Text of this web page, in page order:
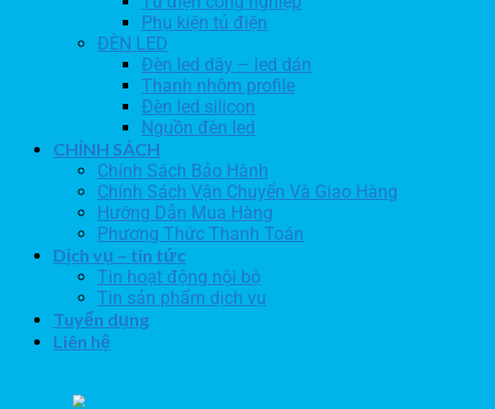
Phụ kiện tủ điện
ĐÈN LED
Đèn led dây – led dán
Thanh nhôm profile
Đèn led silicon
Nguồn đèn led
CHÍNH SÁCH
Chính Sách Bảo Hành
Chính Sách Vận Chuyển Và Giao Hàng
Hướng Dẫn Mua Hàng
Phương Thức Thanh Toán
Dịch vụ – tin tức
Tin hoạt động nội bộ
Tin sản phẩm dịch vụ
Tuyển dụng
Liên hệ